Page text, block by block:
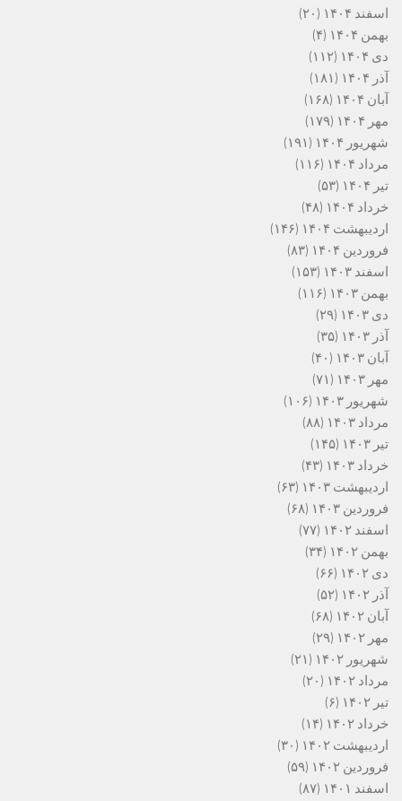
اسفند ۱۴۰۴
(۲۰)
بهمن ۱۴۰۴
(۴)
دی ۱۴۰۴
(۱۱۲)
آذر ۱۴۰۴
(۱۸۱)
آبان ۱۴۰۴
(۱۶۸)
مهر ۱۴۰۴
(۱۷۹)
شهریور ۱۴۰۴
(۱۹۱)
مرداد ۱۴۰۴
(۱۱۶)
تیر ۱۴۰۴
(۵۳)
خرداد ۱۴۰۴
(۴۸)
اردیبهشت ۱۴۰۴
(۱۴۶)
فروردین ۱۴۰۴
(۸۳)
اسفند ۱۴۰۳
(۱۵۳)
بهمن ۱۴۰۳
(۱۱۶)
دی ۱۴۰۳
(۲۹)
آذر ۱۴۰۳
(۳۵)
آبان ۱۴۰۳
(۴۰)
مهر ۱۴۰۳
(۷۱)
شهریور ۱۴۰۳
(۱۰۶)
مرداد ۱۴۰۳
(۸۸)
تیر ۱۴۰۳
(۱۴۵)
خرداد ۱۴۰۳
(۴۳)
اردیبهشت ۱۴۰۳
(۶۳)
فروردین ۱۴۰۳
(۶۸)
اسفند ۱۴۰۲
(۷۷)
بهمن ۱۴۰۲
(۳۴)
دی ۱۴۰۲
(۶۶)
آذر ۱۴۰۲
(۵۲)
آبان ۱۴۰۲
(۶۸)
مهر ۱۴۰۲
(۲۹)
شهریور ۱۴۰۲
(۲۱)
مرداد ۱۴۰۲
(۲۰)
تیر ۱۴۰۲
(۶)
خرداد ۱۴۰۲
(۱۴)
اردیبهشت ۱۴۰۲
(۳۰)
فروردین ۱۴۰۲
(۵۹)
اسفند ۱۴۰۱
(۸۷)